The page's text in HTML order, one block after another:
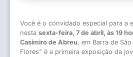
Você é o convidado especial para a
nesta sexta-feira, 7 de abril, às 19
Casimiro de Abreu, em Barra de
Flores” é a primeira exposição da